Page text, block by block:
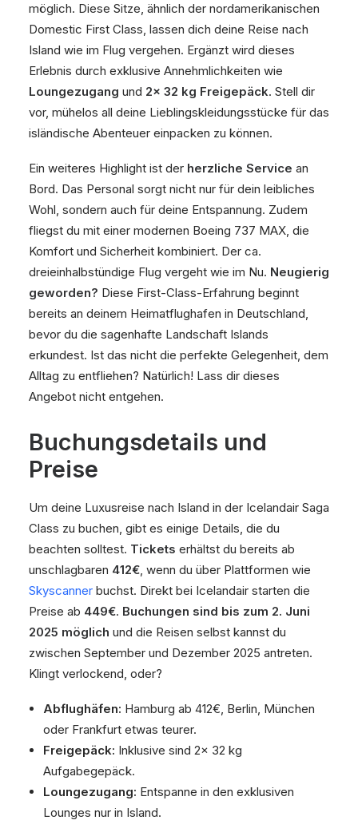
möglich. Diese Sitze, ähnlich der nordamerikanischen
Domestic First Class, lassen dich deine Reise nach
Island wie im Flug vergehen. Ergänzt wird dieses
Erlebnis durch exklusive Annehmlichkeiten wie
Loungezugang und 2x 32 kg Freigepäck. Stell dir
vor, mühelos all deine Lieblingskleidungsstücke für das
isländische Abenteuer einpacken zu können.
Ein weiteres Highlight ist der herzliche Service an
Bord. Das Personal sorgt nicht nur für dein leibliches
Wohl, sondern auch für deine Entspannung. Zudem
fliegst du mit einer modernen Boeing 737 MAX, die
Komfort und Sicherheit kombiniert. Der ca.
dreieinhalbstündige Flug vergeht wie im Nu. Neugierig
geworden? Diese First-Class-Erfahrung beginnt
bereits an deinem Heimatflughafen in Deutschland,
bevor du die sagenhafte Landschaft Islands
erkundest. Ist das nicht die perfekte Gelegenheit, dem
Alltag zu entfliehen? Natürlich! Lass dir dieses
Angebot nicht entgehen.
Buchungsdetails und
Preise
Um deine Luxusreise nach Island in der Icelandair Saga
Class zu buchen, gibt es einige Details, die du
beachten solltest. Tickets erhältst du bereits ab
unschlagbaren 412€, wenn du über Plattformen wie
Skyscanner buchst. Direkt bei Icelandair starten die
Preise ab 449€. Buchungen sind bis zum 2. Juni
2025 möglich und die Reisen selbst kannst du
zwischen September und Dezember 2025 antreten.
Klingt verlockend, oder?
Abflughäfen: Hamburg ab 412€, Berlin, München
oder Frankfurt etwas teurer.
Freigepäck: Inklusive sind 2x 32 kg
Aufgabegepäck.
Loungezugang: Entspanne in den exklusiven
Lounges nur in Island.